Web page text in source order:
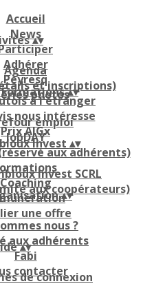
Accueil
News
Adhérer
Peyresq
photos
▴▾
Agenda
et inscriptions)
à l'étranger
nous intéresse
Prix AIGx
Formations▴▾
emploi
JobDAY
aux adhérents)
Coaching
une offre
Invest ▴▾
Invest SCRL
aux coopérateurs)
▴▾
nous ?
aux adhérents
Fabi
contacter
▴▾
de connexion